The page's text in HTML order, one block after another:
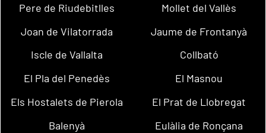
Pere de Riudebitlles
Mollet del Vallès
Joan de Vilatorrada
Jaume de Frontanyà
Iscle de Vallalta
Collbató
El Pla del Penedès
El Masnou
Els Hostalets de Pierola
El Prat de Llobregat
Balenyà
Eulàlia de Ronçana